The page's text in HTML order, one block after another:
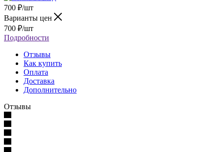
700 ₽/шт
Варианты цен
700 ₽/шт
Подробности
Отзывы
Как купить
Оплата
Доставка
Дополнительно
Отзывы